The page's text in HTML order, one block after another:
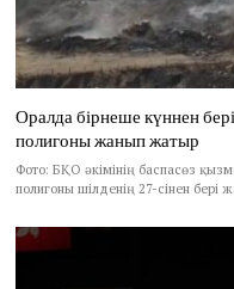
Оралда бірнеше күннен
полигоны жанып жатыр
Фото: БҚО әкімінің баспасөз
полигоны шілденің 27-сінен бері